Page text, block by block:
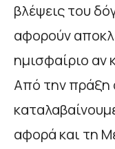
βλέψεις του
αφορούν
ημισφαίριο αν
Από την πράξη
αφορά και τη